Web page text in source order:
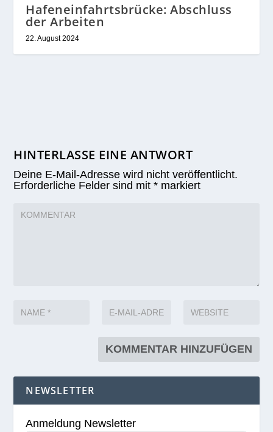
Hafeneinfahrtsbrücke: Abschluss
der Arbeiten
22. August 2024
HINTERLASSE EINE ANTWORT
Deine E-Mail-Adresse wird nicht veröffentlicht.
Erforderliche Felder sind mit* markiert
NEWSLETTER
Anmeldung Newsletter